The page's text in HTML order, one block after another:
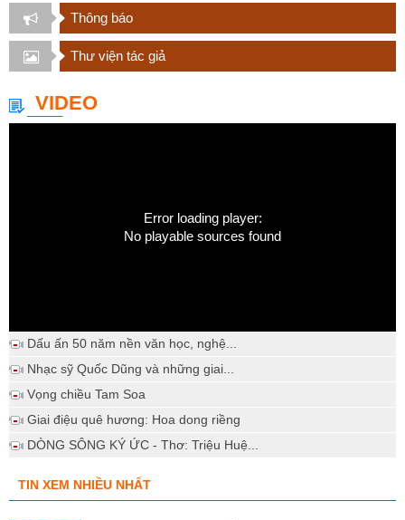
Thông báo
Thư viện tác giả
VIDEO
Error loading player:
No playable sources found
Dấu ấn 50 năm nền văn học, nghệ...
Nhạc sỹ Quốc Dũng và những giai...
Vọng chiều Tam Soa
Giai điệu quê hương: Hoa dong riềng
DÒNG SÔNG KÝ ỨC - Thơ: Triệu Huệ...
TIN XEM NHIỀU NHẤT